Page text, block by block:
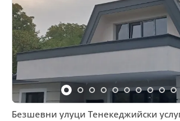
Безшевни улуци Тенекеджийски